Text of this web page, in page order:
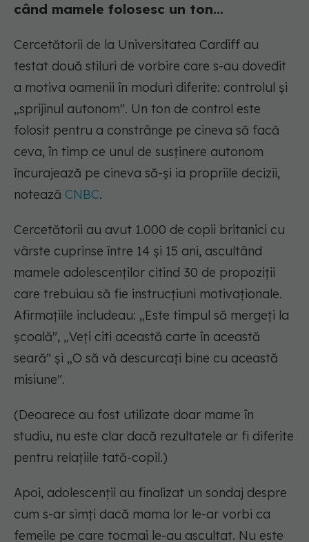
când mamele folosesc un ton...
Cercetătorii de la Universitatea Cardiff au
testat două stiluri de vorbire care s-au dovedit
a motiva oamenii în moduri diferite: controlul și
„sprijinul autonom". Un ton de control este
folosit pentru a constrânge pe cineva să facă
ceva, în timp ce unul de susținere autonom
încurajează pe cineva să-și ia propriile decizii,
notează CNBC.
Cercetătorii au avut 1.000 de copii britanici cu
vârste cuprinse între 14 și 15 ani, ascultând
mamele adolescenților citind 30 de propoziții
care trebuiau să fie instrucțiuni motivaționale.
Afirmațiile includeau: „Este timpul să mergeți la
școală", „Veți citi această carte în această
seară" și „O să vă descurcați bine cu această
misiune".
(Deoarece au fost utilizate doar mame în
studiu, nu este clar dacă rezultatele ar fi diferite
pentru relațiile tată-copil.)
Apoi, adolescenții au finalizat un sondaj despre
cum s-ar simți dacă mama lor le-ar vorbi ca
femeile pe care tocmai le-au ascultat. Nu este